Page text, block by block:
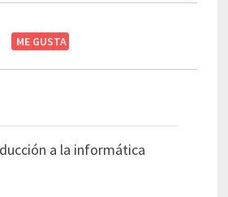
a la informática